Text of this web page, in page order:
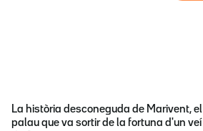
La història desconeguda de Marivent, el
palau que va sortir de la fortuna d'un veí